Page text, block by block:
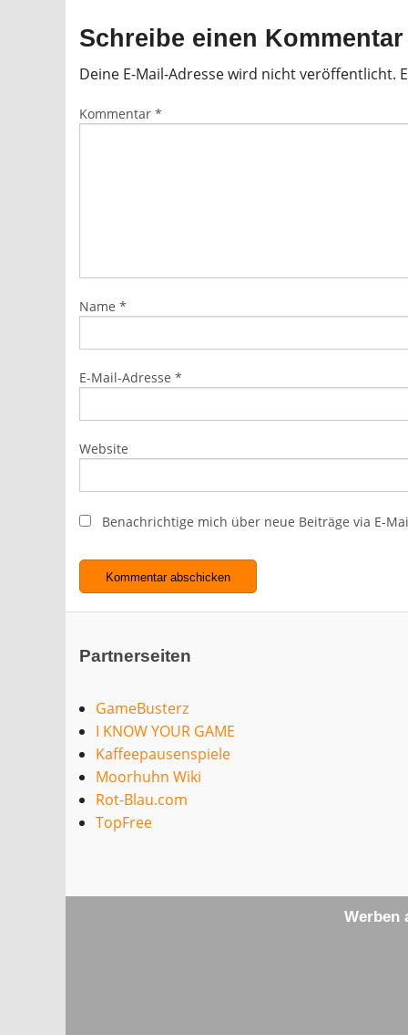
Schreibe einen Kommentar
Deine E-Mail-Adresse wird nicht veröffentlicht.
Kommentar *
Name *
E-Mail-Adresse *
Website
Benachrichtige mich über neue Beiträge via E-
Partnerseiten
GameBusterz
I KNOW YOUR GAME
Kaffeepausenspiele
Moorhuhn Wiki
Rot-Blau.com
TopFree
Werben